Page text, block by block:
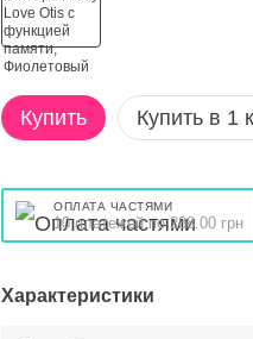
Купить Купить в 1
ОПЛАТА ЧАСТЯМИ
10 платежей по 288.00 грн
Характеристики